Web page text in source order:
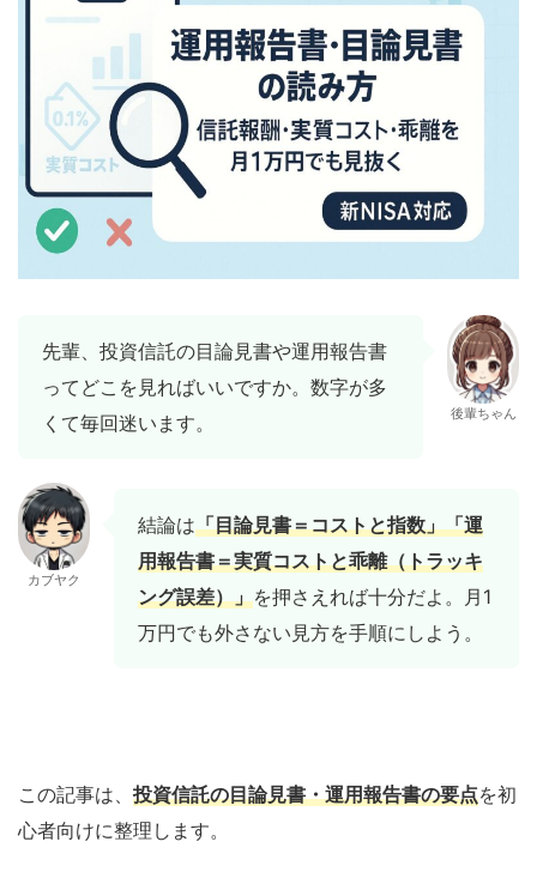
先輩、投資信託の目論見書や運用報告書
ってどこを見ればいいですか。数字が多
くて毎回迷います。
後輩ちゃん
カブヤク
結論は「目論見書＝コストと指数」「運
用報告書＝実質コストと乖離（トラッキ
ング誤差）」を押さえれば十分だよ。月1
万円でも外さない見方を手順にしよう。
この記事は、 投資信託の目論見書・運用報告書の要点を初
心者向けに整理します。